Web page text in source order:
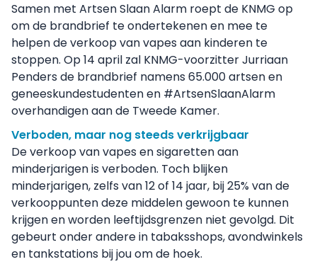
Samen met Artsen Slaan Alarm roept de KNMG op
om de brandbrief te ondertekenen en mee te
helpen de verkoop van vapes aan kinderen te
stoppen. Op 14 april zal KNMG-voorzitter Jurriaan
Penders de brandbrief namens 65.000 artsen en
geneeskundestudenten en #ArtsenSlaanAlarm
overhandigen aan de Tweede Kamer.
Verboden, maar nog steeds verkrijgbaar
De verkoop van vapes en sigaretten aan
minderjarigen is verboden. Toch blijken
minderjarigen, zelfs van 12 of 14 jaar, bij 25% van de
verkooppunten deze middelen gewoon te kunnen
krijgen en worden leeftijdsgrenzen niet gevolgd. Dit
gebeurt onder andere in tabaksshops, avondwinkels
en tankstations bij jou om de hoek.